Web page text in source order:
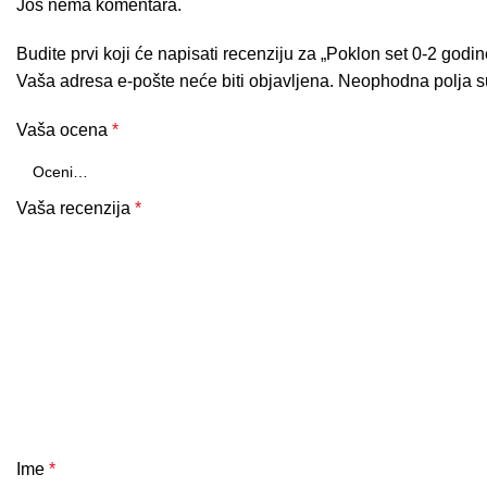
Još nema komentara.
Budite prvi koji će napisati recenziju za „Poklon set 0-2
Vaša adresa e-pošte neće biti objavljena. Neophodna polja
Vaša ocena*
Vaša recenzija*
Ime*